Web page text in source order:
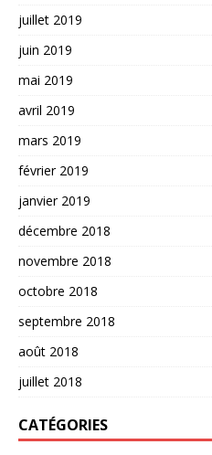
juillet 2019
juin 2019
mai 2019
avril 2019
mars 2019
février 2019
janvier 2019
décembre 2018
novembre 2018
octobre 2018
septembre 2018
août 2018
juillet 2018
CATÉGORIES